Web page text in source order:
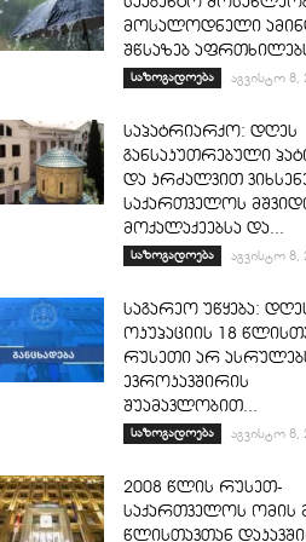
მოსალოდნელი
შწსაზებ
საზოგადოება აგვისტო 8,
საპატრიარქო: დღეს
განსაკუთრებული
და კრძალვით
საქართველოს
მოქალაქეებსა და...
საზოგადოება აგვისტო 8,
საგარეო უწყება:
ოკუპაციის 18
რუსეთი არ
ევროკავშირის
შუამავლობით...
საზოგადოება აგვისტო 8,
2008 წლის რუსეთ-
საქართველოს ომის
წლისთავთან